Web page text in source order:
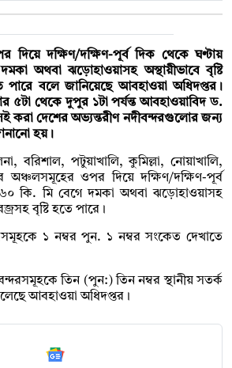
দক্ষিণ/দক্ষিণ-পূর্ব দিক থেকে ঘণ্টায়
অথবা ঝড়োহাওয়াসহ অস্থায়ীভাবে বৃষ্টি
পারে বলে জানিয়েছে আবহাওয়া অধিদপ্তর।
৫টা থেকে দুপুর ১টা পর্যন্ত আবহাওয়াবিদ ড.
করা দেশের অভ্যন্তরীণ নদীবন্দরগুলোর জন্য
হয়।
বরিশাল, পটুয়াখালি, কুমিল্লা, নোয়াখালি,
অঞ্চলসমূহের ওপর দিয়ে দক্ষিণ/দক্ষিণ-পূর্ব
কি. মি বেগে দমকা অথবা ঝড়োহাওয়াসহ
বৃষ্টি হতে পারে।
১ নম্বর পুন. ১ নম্বর সংকেত দেখাতে
তিন (পুন:) তিন নম্বর স্থানীয় সতর্ক
আবহাওয়া অধিদপ্তর।